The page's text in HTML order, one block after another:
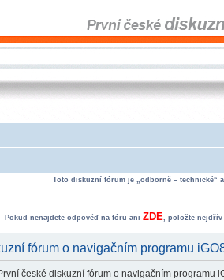
Toto diskuzní fórum je „odborně – technické“
Pokud nenajdete odpověď na fóru ani ZDE, položte nejdřív
fórum o navigačním programu
české diskuzní fórum o navigačním programu